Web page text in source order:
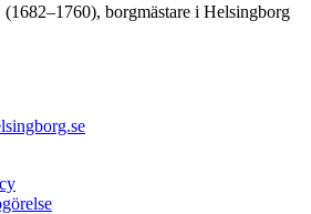
(1682–1760), borgmästare i Helsingborg